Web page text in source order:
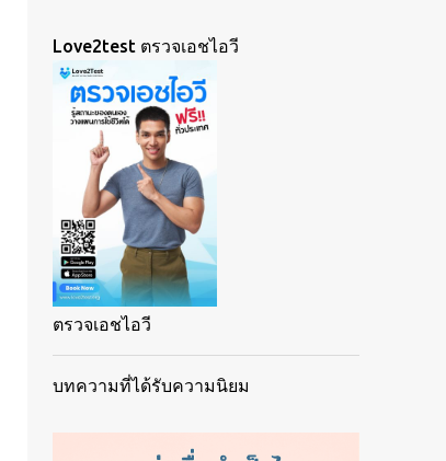
Love2test ตรวจเอชไอวี
ตรวจเอชไอวี
บทความที่ได้รับความนิยม